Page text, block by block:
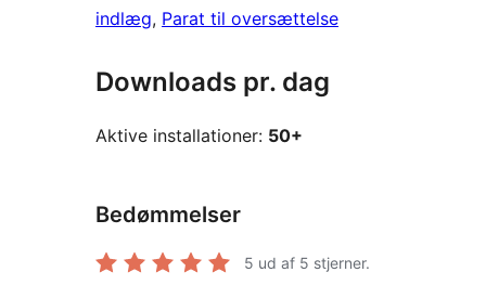
indlæg, Parat til oversættelse
Downloads pr. dag
Aktive installationer: 50+
Bedømmelser
5 ud af 5 stjerner.